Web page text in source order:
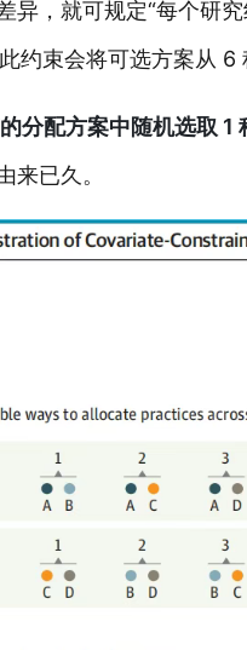
异，就可规定“每个研
约束会将可选方案从 6
分配方案中随机选取 1
来已久。